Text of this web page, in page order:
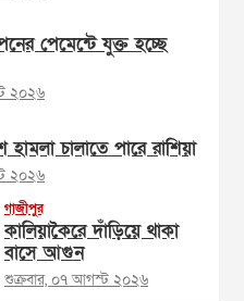
পেমেন্টে যুক্ত হচ্ছে
২০২৬
চালাতে পারে রাশিয়া
২০২৬
গাজীপুর
কালিয়াকৈরে দাঁড়িয়ে থাকা
বাসে আগুন
শুক্রবার, ০৭ আগস্ট ২০২৬